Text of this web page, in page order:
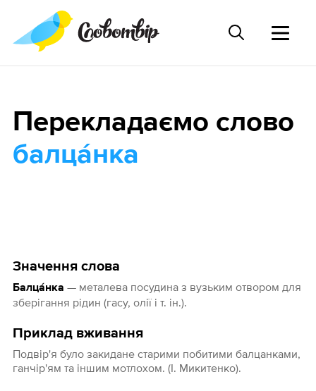
Значення слова
Балца́нка — металева посудина з вузьким отвором для
зберігання рідин (гасу, олії і т. ін.).
Приклад вживання
Подвір'я було закидане старими побитими балцанками,
ганчір'ям та іншим мотлохом. (І. Микитенко).
Перекладаємо слово
балца́нка